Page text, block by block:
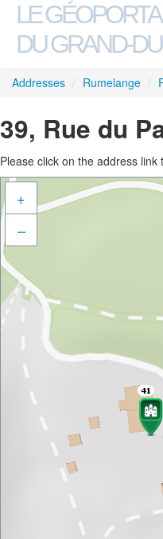
LE
DU GRAND-
Addresses / Rumelange /
39, Rue du
Please click on the address
+
–